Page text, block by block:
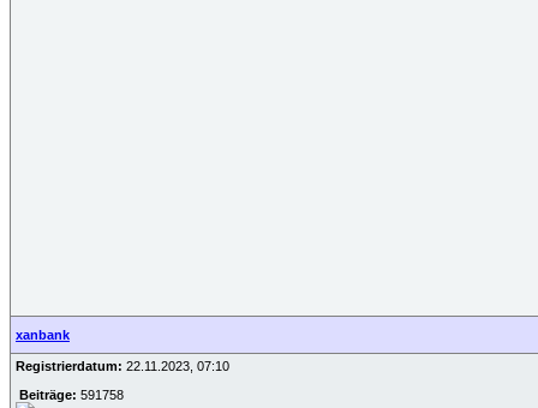
xanbank
Registrierdatum: 22.11.2023, 07:10
Beiträge: 591758